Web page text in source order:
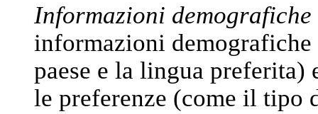
Informazioni
informazioni
paese e la lingua
le preferenze (come il tipo